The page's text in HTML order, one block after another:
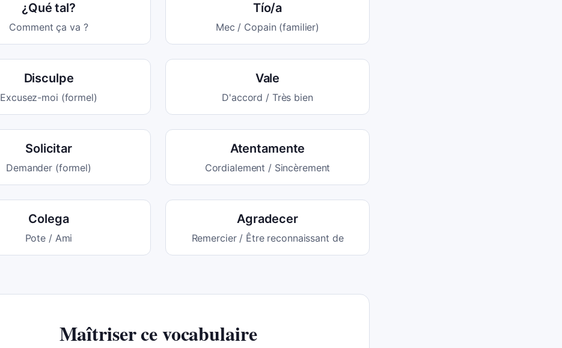
¿Qué tal?
Comment ça va ?
Tío/a
Mec / Copain (familier)
Disculpe
Excusez-moi (formel)
Vale
D'accord / Très bien
Solicitar
Demander (formel)
Atentamente
Cordialement / Sincèrement
Colega
Pote / Ami
Agradecer
Remercier / Être reconnaissant de
Maîtriser ce vocabulaire